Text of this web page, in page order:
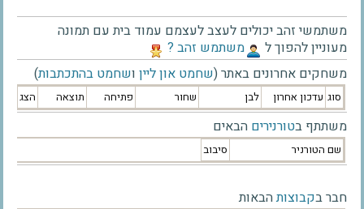
משתמשי זהב יכולים לעצב לעצמם עמוד בית עם תמונה
מעוניין להפוך ל
‫משתמש זהב ?‬
משחקים אחרונים באתר (שחמט און ליין ושחמט בהתכתבות)
סוג עדכון אחרון לבן שחור פתיחה תוצאה הצג
משתתף בטורנירים הבאים
שם הטורניר סיבוב
חבר בקבוצותהבאות